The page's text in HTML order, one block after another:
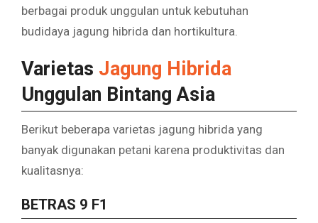
berbagai produk unggulan untuk kebutuhan
budidaya jagung hibrida dan hortikultura.
Varietas Jagung Hibrida
Unggulan Bintang Asia
Berikut beberapa varietas jagung hibrida yang
banyak digunakan petani karena produktivitas dan
kualitasnya:
BETRAS 9 F1